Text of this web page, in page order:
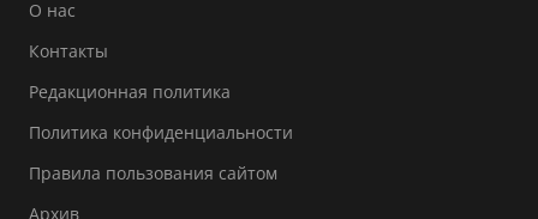
О нас
Контакты
Редакционная политика
Политика конфиденциальности
Правила пользования сайтом
Архив